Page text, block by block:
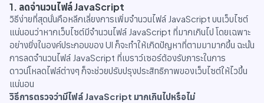
1. ลดจำนวนไฟล์ JavaScript
วิธีง่ายที่สุดนั่นคือหลีกเลี่ยงการเพิ่มจำนวนไฟล์ JavaScript บนเว็บไซต์
แน่นอนว่าหากเว็บไซต์มีจำนวนไฟล์ JavaScript ที่มากเกินไป โดยเฉพาะ
อย่างยิ่งในองค์ประกอบของ UI ก็จะทำให้เกิดปัญหาที่ตามมามากขึ้น ฉะนั้น
การลดจำนวนไฟล์ JavaScript ที่เบราว์เซอร์ต้องรับภาระในการ
ดาวน์โหลดไฟล์ต่างๆ ก็จะช่วยปรับปรุงประสิทธิภาพของเว็บไซต์ให้ไวขึ้น
แน่นอน
วิธีการตรวจว่ามีไฟล์ JavaScript มากเกินไปหรือไม่